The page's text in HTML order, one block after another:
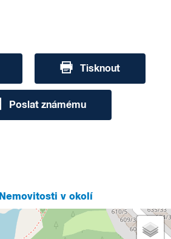
Tisknout
Poslat známému
Nemovitosti v okolí